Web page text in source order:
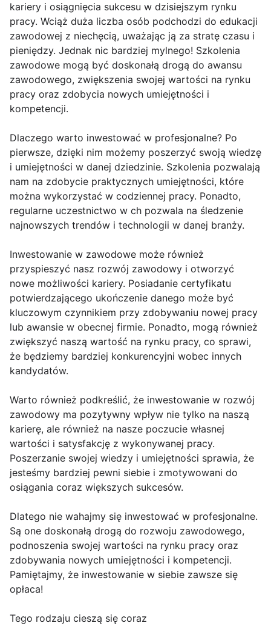
kariery i osiągnięcia sukcesu w dzisiejszym rynku
pracy. Wciąż duża liczba osób podchodzi do edukacji
zawodowej z niechęcią, uważając ją za stratę czasu i
pieniędzy. Jednak nic bardziej mylnego! Szkolenia
zawodowe mogą być doskonałą drogą do awansu
zawodowego, zwiększenia swojej wartości na rynku
pracy oraz zdobycia nowych umiejętności i
kompetencji.
Dlaczego warto inwestować w profesjonalne? Po
pierwsze, dzięki nim możemy poszerzyć swoją wiedzę
i umiejętności w danej dziedzinie. Szkolenia pozwalają
nam na zdobycie praktycznych umiejętności, które
można wykorzystać w codziennej pracy. Ponadto,
regularne uczestnictwo w ch pozwala na śledzenie
najnowszych trendów i technologii w danej branży.
Inwestowanie w zawodowe może również
przyspieszyć nasz rozwój zawodowy i otworzyć
nowe możliwości kariery. Posiadanie certyfikatu
potwierdzającego ukończenie danego może być
kluczowym czynnikiem przy zdobywaniu nowej pracy
lub awansie w obecnej firmie. Ponadto, mogą również
zwiększyć naszą wartość na rynku pracy, co sprawi,
że będziemy bardziej konkurencyjni wobec innych
kandydatów.
Warto również podkreślić, że inwestowanie w rozwój
zawodowy ma pozytywny wpływ nie tylko na naszą
karierę, ale również na nasze poczucie własnej
wartości i satysfakcję z wykonywanej pracy.
Poszerzanie swojej wiedzy i umiejętności sprawia, że
jesteśmy bardziej pewni siebie i zmotywowani do
osiągania coraz większych sukcesów.
Dlatego nie wahajmy się inwestować w profesjonalne.
Są one doskonałą drogą do rozwoju zawodowego,
podnoszenia swojej wartości na rynku pracy oraz
zdobywania nowych umiejętności i kompetencji.
Pamiętajmy, że inwestowanie w siebie zawsze się
opłaca!
Tego rodzaju cieszą się coraz